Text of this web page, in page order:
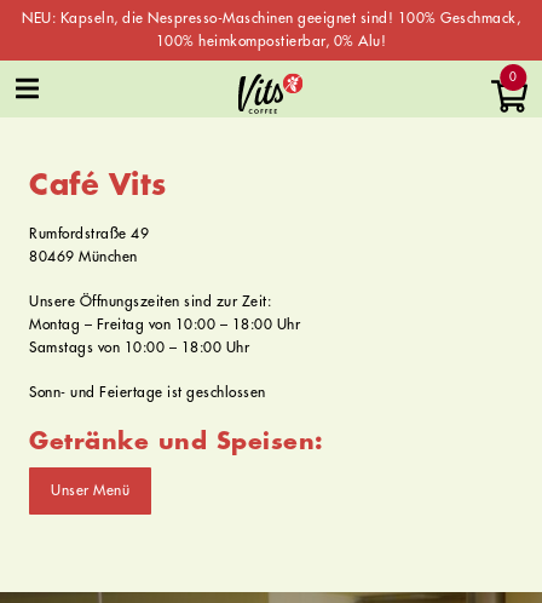
NEU: Kapseln, die Nespresso-Maschinen geeignet sind! 100% Geschmack,
100% heimkompostierbar, 0% Alu!
content
0
Café Vits
Rumfordstraße 49
80469 München
Unsere Öffnungszeiten sind zur Zeit:
Montag – Freitag von 10:00 – 18:00 Uhr
Samstags von 10:00 – 18:00 Uhr
Sonn- und Feiertage ist geschlossen
Getränke und Speisen:
Unser Menü